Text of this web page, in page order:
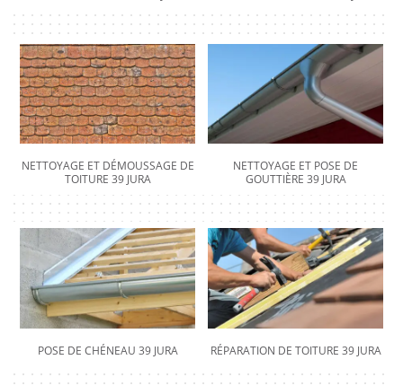
NETTOYAGE ET DÉMOUSSAGE DE
TOITURE 39 JURA
NETTOYAGE ET POSE DE
GOUTTIÈRE 39 JURA
POSE DE CHÉNEAU 39 JURA RÉPARATION DE TOITURE 39 JURA